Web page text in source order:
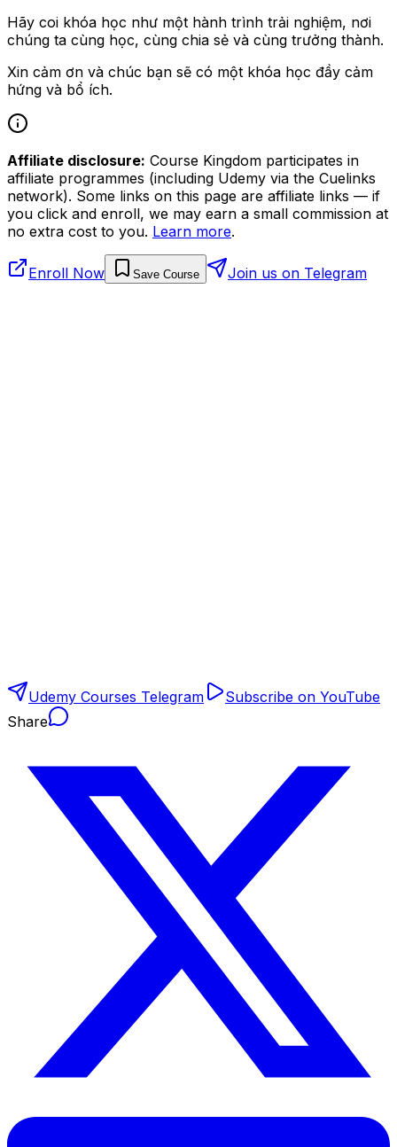
Hãy coi khóa học như một hành trình trải nghiệm, nơi
chúng ta cùng học, cùng chia sẻ và cùng trưởng thành.
Xin cảm ơn và chúc bạn sẽ có một khóa học đầy cảm
hứng và bổ ích.
Affiliate disclosure: Course Kingdom participates in
affiliate programmes (including Udemy via the Cuelinks
network). Some links on this page are affiliate links — if
you click and enroll, we may earn a small commission at
no extra cost to you. Learn more.
Enroll Now Save Course Join us on Telegram
Udemy Courses Telegram
Subscribe on YouTube
Share